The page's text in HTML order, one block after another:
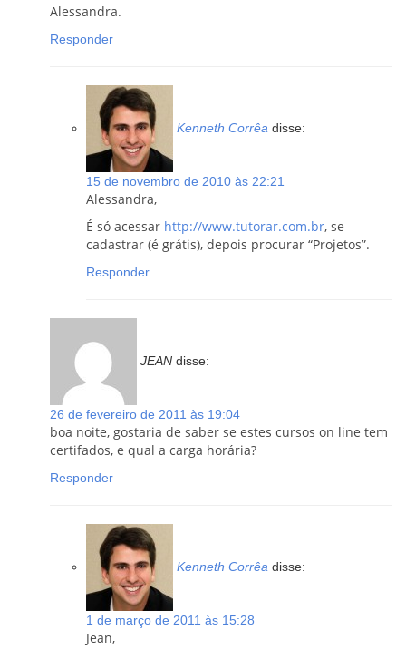
Alessandra.
Responder
Kenneth Corrêa disse:
15 de novembro de 2010 às 22:21
Alessandra,
É só acessar http://www.tutorar.com.br, se
cadastrar (é grátis), depois procurar “Projetos”.
Responder
JEAN disse:
26 de fevereiro de 2011 às 19:04
boa noite, gostaria de saber se estes cursos on line tem
certifados, e qual a carga horária?
Responder
Kenneth Corrêa disse:
1 de março de 2011 às 15:28
Jean,